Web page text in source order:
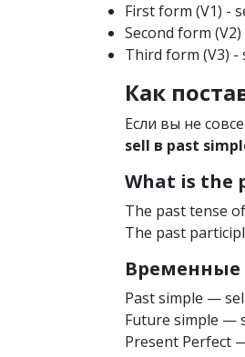
First form (V1) -
Second form
Third form (V3) -
Как
Если вы не
sell в past
What is the
The past tense
The past
Временные
Past simple —
Future simple —
Present Perfect